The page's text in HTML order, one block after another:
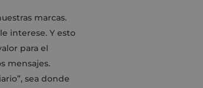
marcas.
interese. Y esto
para el
mensajes.
sea donde